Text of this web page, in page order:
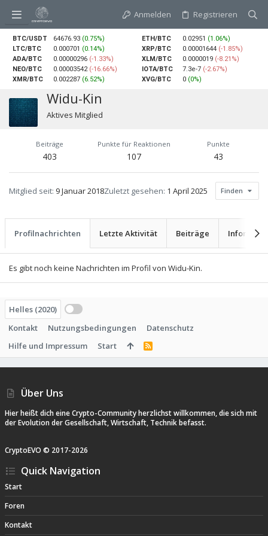
Anmelden Registrieren
BTC/USDT 64676.93 (0.75%) ETH/BTC 0.02951 (1.06%)
LTC/BTC
0.000701 (0.14%) XRP/BTC 0.00001644 (-1.85%)
ADA/BTC
0.00000296 (-1.33%) XLM/BTC 0.0000019 (-8.21%)
NEO/BTC
0.00003542 (-16.66%) IOTA/BTC 7.3e-7 (-2.67%)
XMR/BTC
0.002287 (6.52%) XVG/BTC 0 (0%)
Widu-Kin
Aktives Mitglied
Beiträge
403
Punkte für Reaktionen
107
Punkte
43
Mitglied seit 9 Januar 2018Zuletzt gesehen 1 April 2025 Finden
Profilnachrichten Letzte Aktivität Beiträge
Es gibt noch keine Nachrichten im Profil von Widu-Kin.
Helles (2020)
Kontakt
Nutzungsbedingungen
Datenschutz
Hilfe und Impressum
Start
R
Über Uns
Hier heißt dich eine Crypto-Community herzlichst willkommen, die sich mit
der Evolution der Gesellschaft, Wirtschaft, Technik befasst.
CryptoEVO © 2017-2026
Quick Navigation
Start
Foren
Kontakt